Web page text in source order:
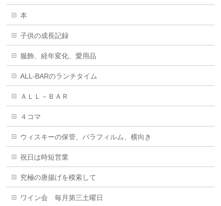
本
子供の成長記録
服飾、経年変化、愛用品
ALL-BARのランチタイム
ＡＬＬ－ＢＡＲ
４コマ
ウィスキーの保管、パラフィルム、横向き
祝日は時短営業
究極の唐揚げを模索して
ワイン会 毎月第三土曜日